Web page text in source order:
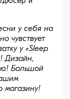
у себя на
чувствует
у «Sleep
Дизайн,
Большой
магазину!